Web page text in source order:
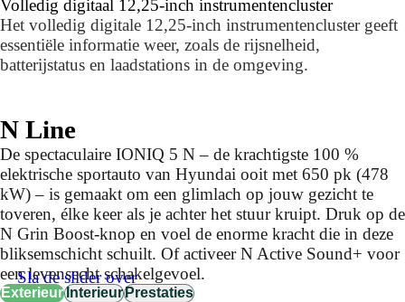
Volledig digitaal 12,25-inch instrumentencluster
Het volledig digitale 12,25-inch instrumentencluster geeft
essentiële informatie weer, zoals de rijsnelheid,
batterijstatus en laadstations in de omgeving.
N Line
De spectaculaire IONIQ 5 N – de krachtigste 100 %
elektrische sportauto van Hyundai ooit met 650 pk (478
kW) – is gemaakt om een glimlach op jouw gezicht te
toveren, élke keer als je achter het stuur kruipt. Druk op de
N Grin Boost-knop en voel de enorme kracht die in deze
bliksemschicht schuilt. Of activeer N Active Sound+ voor
een levensecht schakelgevoel.
ExterieurInterieurPrestaties
Sla de slider over